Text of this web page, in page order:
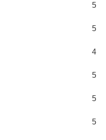
5
5
4
5
5
5